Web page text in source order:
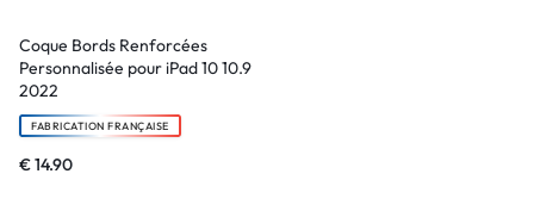
Coque Bords Renforcées
Personnalisée pour iPad 10 10.9
2022
FABRICATION FRANÇAISE
€14.90